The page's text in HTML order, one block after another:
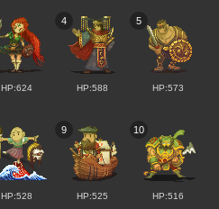
HP:624
4
HP:588
5
HP:573
HP:528
9
HP:525
10
HP:516